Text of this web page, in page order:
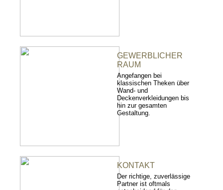
GEWERBLICHER
RAUM
Angefangen bei
klassischen Theken über
Wand- und
Deckenverkleidungen bis
hin zur gesamten
Gestaltung.
KONTAKT
Der richtige, zuverlässige
Partner ist oftmals